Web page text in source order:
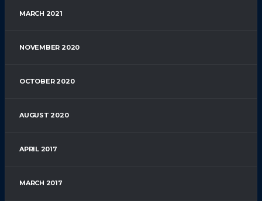
MARCH 2021
NOVEMBER 2020
OCTOBER 2020
AUGUST 2020
APRIL 2017
MARCH 2017